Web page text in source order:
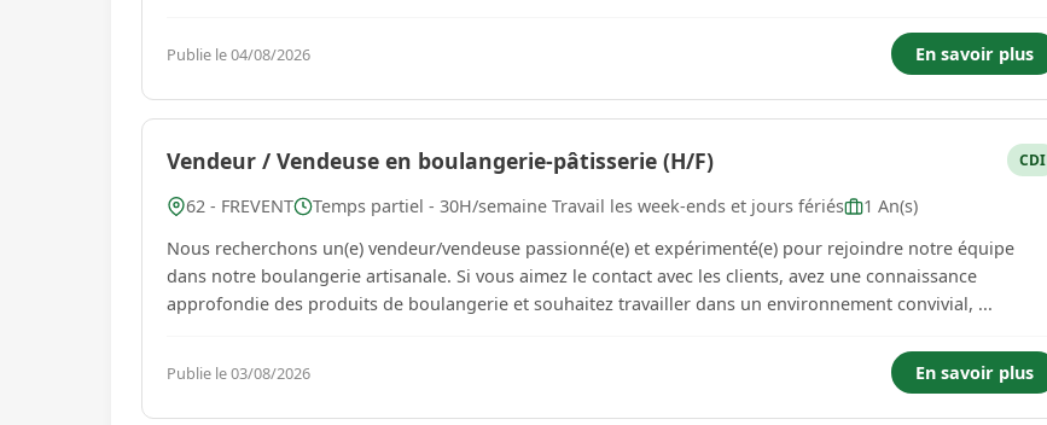
Publie le 04/08/2026 En savoir plus
Vendeur / Vendeuse en boulangerie-pâtisserie (H/F) CDI
62 - FREVENT Temps partiel - 30H/semaine Travail les week-ends et jours fériés
1 An(s)
Nous recherchons un(e) vendeur/vendeuse passionné(e) et expérimenté(e) pour rejoindre notre équipe
dans notre boulangerie artisanale. Si vous aimez le contact avec les clients, avez une connaissance
approfondie des produits de boulangerie et souhaitez travailler dans un environnement convivial, ...
Publie le 03/08/2026 En savoir plus